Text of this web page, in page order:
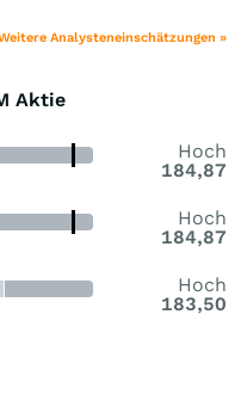
Analysteneinschätzungen »
Aktie
Hoch
184,87
Hoch
184,87
Hoch
183,50